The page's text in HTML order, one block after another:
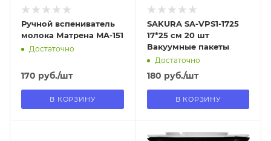
Ручной вспениватель
молока Матрена MA-151
Достаточно
170 руб./шт
В КОРЗИНУ
SAKURA SA-VPS1-1725
17*25 см 20 шт
Вакуумные пакеты
Достаточно
180 руб./шт
В КОРЗИНУ
Отправим